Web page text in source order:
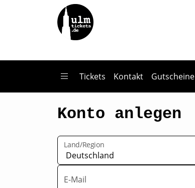
Zum Hauptinhalt springen
Tickets Kontakt Gutscheine
Konto anlegen
Land/Region
E-Mail